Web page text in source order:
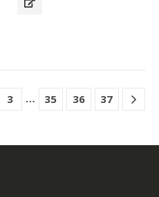
3 … 35 36 37